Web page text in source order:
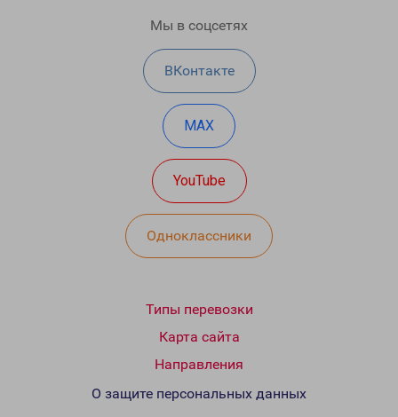
Мы в соцсетях
ВКонтакте
MAX
YouTube
Одноклассники
Типы перевозки
Карта сайта
Направления
О защите персональных данных